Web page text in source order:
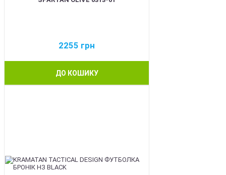
2255 грн
ДО КОШИКУ